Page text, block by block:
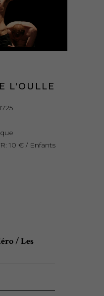
L'OULLE
10 € / Enfants
/ Les